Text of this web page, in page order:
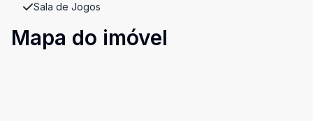
Sala de Jogos
Mapa do imóvel